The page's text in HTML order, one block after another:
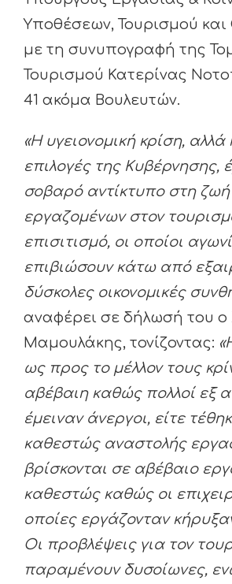
Υποθέσεων, Τουρισμού και
με τη συνυπογραφή της
Τουρισμού Κατερίνας
41 ακόμα Βουλευτών.
«Η υγειονομική κρίση, αλλά
επιλογές της Κυβέρνησης,
σοβαρό αντίκτυπο στη
εργαζομένων στον
επισιτισμό, οι οποίοι
επιβιώσουν κάτω από
δύσκολες οικονομικές
αναφέρει σε δήλωσή του
Μαμουλάκης, τονίζοντας:
ως προς το μέλλον τους
αβέβαιη καθώς πολλοί εξ
έμειναν άνεργοι, είτε
καθεστώς αναστολής
βρίσκονται σε αβέβαιο
καθεστώς καθώς οι
οποίες εργάζονταν
Οι προβλέψεις για τον
παραμένουν δυσοίωνες,